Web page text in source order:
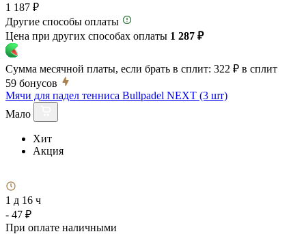
1 187 ₽
Другие способы оплаты
Цена при других способах оплаты 1 287 ₽
Сумма месячной платы, если брать в сплит: 322 ₽ в сплит
59 бонусов
Мячи для падел тенниса Bullpadel NEXT (3 шт)
Мало
Хит
Акция
1 д 16 ч
- 47 ₽
При оплате наличными